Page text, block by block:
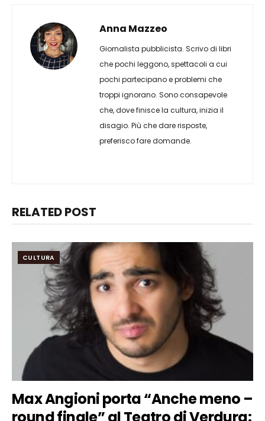
Anna Mazzeo
Giornalista pubblicista. Scrivo di libri
che pochi leggono, spettacoli a cui
pochi partecipano e problemi che
troppi ignorano. Sono consapevole
che, dove finisce la cultura, inizia il
disagio. Più che dare risposte,
preferisco fare domande.
RELATED POST
CULTURA
Max Angioni porta “Anche meno –